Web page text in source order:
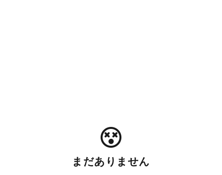
まだありません